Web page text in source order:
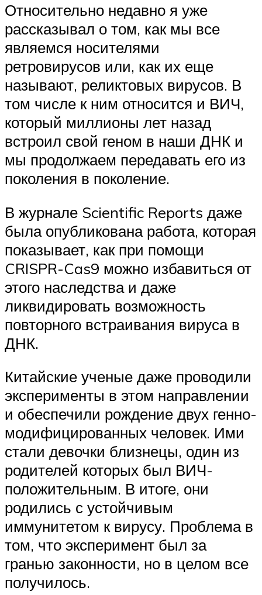
Относительно недавно я уже
рассказывал о том, как мы все
являемся носителями
ретровирусов или, как их еще
называют, реликтовых вирусов. В
том числе к ним относится и ВИЧ,
который миллионы лет назад
встроил свой геном в наши ДНК и
мы продолжаем передавать его из
поколения в поколение.
В журнале Scientific Reports даже
была опубликована работа, которая
показывает, как при помощи
CRISPR-Cas9 можно избавиться от
этого наследства и даже
ликвидировать возможность
повторного встраивания вируса в
ДНК.
Китайские ученые даже проводили
эксперименты в этом направлении
и обеспечили рождение двух генно-
модифицированных человек. Ими
стали девочки близнецы, один из
родителей которых был ВИЧ-
положительным. В итоге, они
родились с устойчивым
иммунитетом к вирусу. Проблема в
том, что эксперимент был за
гранью законности, но в целом все
получилось.